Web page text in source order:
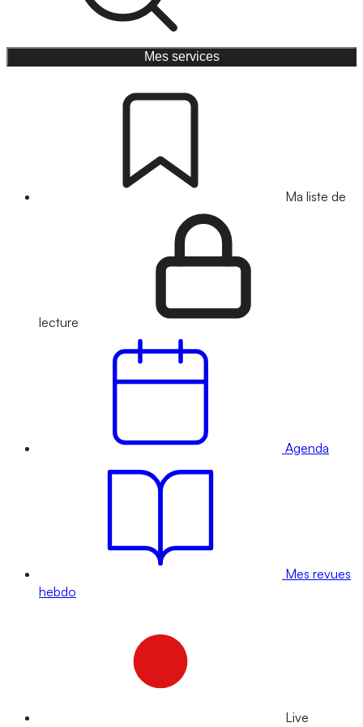
Mes services
Ma liste de
lecture
Agenda
Mes revues
hebdo
Live